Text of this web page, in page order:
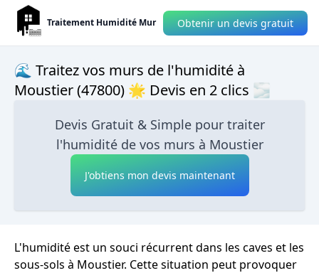
Traitement Humidité Mur Obtenir un devis gratuit
🌊 Traitez vos murs de l'humidité à
Moustier (47800) 🌟 Devis en 2 clics 🌫
Devis Gratuit & Simple pour traiter
l'humidité de vos murs à Moustier
J'obtiens mon devis maintenant
L'humidité est un souci récurrent dans les caves et les
sous-sols à Moustier. Cette situation peut provoquer